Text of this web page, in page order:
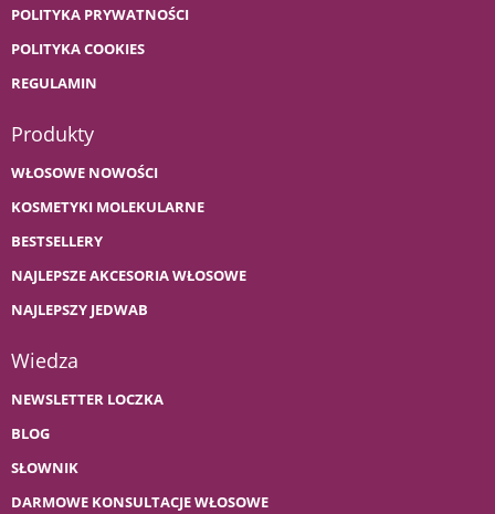
POLITYKA PRYWATNOŚCI
POLITYKA COOKIES
REGULAMIN
Produkty
WŁOSOWE NOWOŚCI
KOSMETYKI MOLEKULARNE
BESTSELLERY
NAJLEPSZE AKCESORIA WŁOSOWE
NAJLEPSZY JEDWAB
Wiedza
NEWSLETTER LOCZKA
BLOG
SŁOWNIK
DARMOWE KONSULTACJE WŁOSOWE